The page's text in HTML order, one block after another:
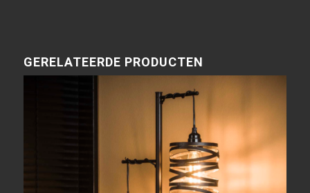
GERELATEERDE PRODUCTEN